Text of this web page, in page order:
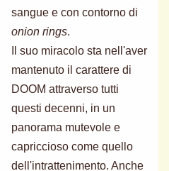
sangue e con contorno di
onion rings.
Il suo miracolo sta nell'aver
mantenuto il carattere di
DOOM attraverso tutti
questi decenni, in un
panorama mutevole e
capriccioso come quello
dell'intrattenimento. Anche